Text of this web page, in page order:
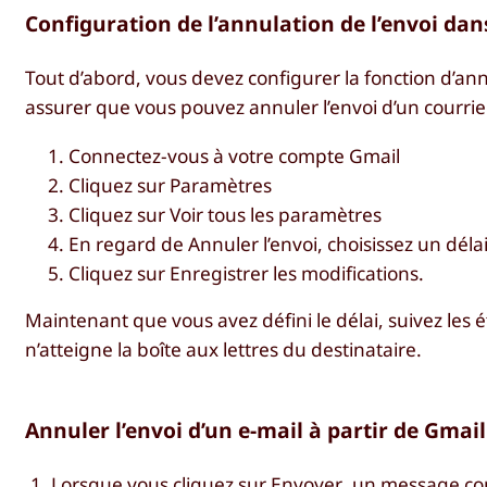
Configuration de l’annulation de l’envoi
Tout d’abord, vous devez configurer la fonction
assurer que vous pouvez annuler l’envoi d’un
Connectez-vous à votre compte Gmail
Cliquez sur Paramètres
Cliquez surVoir tous les paramètres
En regard deAnnuler l’envoi, choisissez un
Cliquez sur Enregistrer les modifications.
Maintenant que vous avez défini le délai, suivez les
n’atteigne la boîte aux lettres du destinataire.
Annuler l’envoi d’un e-mail à partir de